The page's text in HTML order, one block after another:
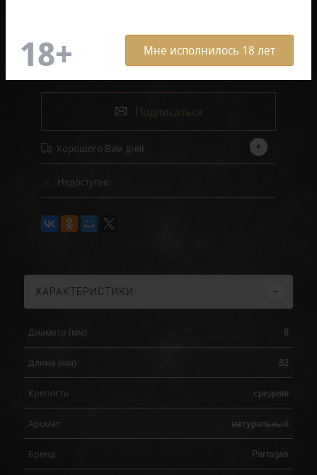
Мне исполнилось 18 лет
2 275 руб.
Подписаться
Хорошего Вам дня!
Недоступно
ХАРАКТЕРИСТИКИ
Диаметр (мм) 8
Длина (мм) 82
Крепость средняя
Аромат натуральный
Бренд Partagas